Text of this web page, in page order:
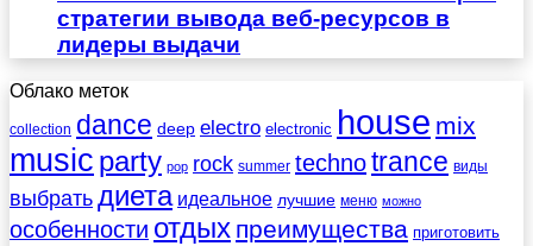
стратегии вывода веб-ресурсов в
лидеры выдачи
Облако меток
collection dance deep electro electronic house mix
music party pop rock summer technotrance виды
выбратьдиета идеальное лучшие меню можно
особенности отдых преимущества приготовить